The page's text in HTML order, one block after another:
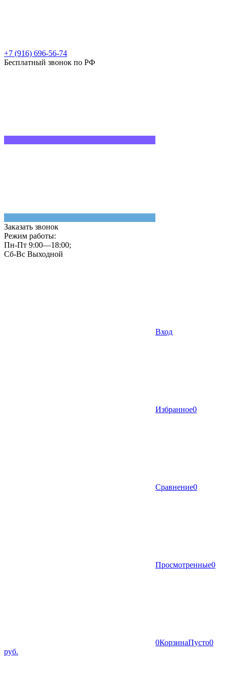
+7 (916) 696-56-74
Бесплатный звонок по РФ
Заказать звонок
Режим работы:
Пн-Пт 9:00—18:00;
Сб-Вс Выходной
Вход
Избранное0
Сравнение0
Просмотренные0
0КорзинаПусто0
руб.